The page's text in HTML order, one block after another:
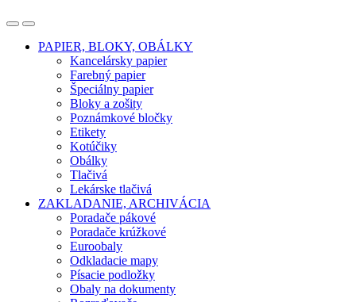
OpenClose
PAPIER, BLOKY, OBÁLKY
Kancelársky papier
Farebný papier
Špeciálny papier
Bloky a zošity
Poznámkové bločky
Etikety
Kotúčiky
Obálky
Tlačivá
Lekárske tlačivá
ZAKLADANIE, ARCHIVÁCIA
Poradače pákové
Poradače krúžkové
Euroobaly
Odkladacie mapy
Písacie podložky
Obaly na dokumenty